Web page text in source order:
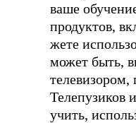
ваше
продуктов,
жете
может быть,
Телепузиков
учить,